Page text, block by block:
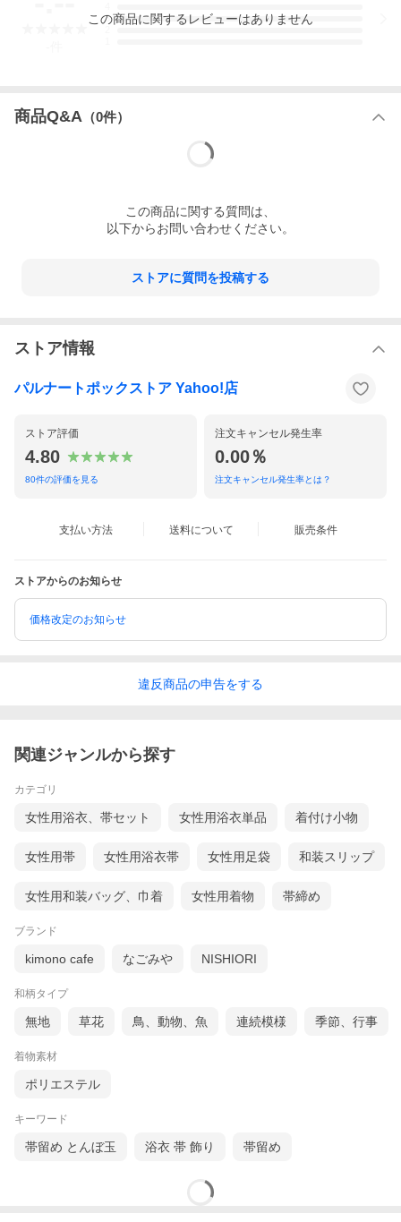
3
この商品に関するレビューはありません
商品Q&A （0件）
この商品に関する質問は、
以下からお問い合わせください。
ストアに質問を投稿する
ストア情報
パルナートポックストア Yahoo!店
ストア評価
4.80
80件の評価を見る
注文キャンセル発生率
0.00％
注文キャンセル発生率とは？
支払い方法 送料について 販売条件
ストアからのお知らせ
価格改定のお知らせ
違反商品の申告をする
関連ジャンルから探す
カテゴリ
女性用浴衣、帯セット 女性用浴衣単品 着付け小物
女性用帯 女性用浴衣帯 女性用足袋 和装スリップ
女性用和装バッグ、巾着 女性用着物 帯締め
ブランド
kimono cafe なごみや NISHIORI
和柄タイプ
無地 草花 鳥、動物、魚 連続模様 季節、行事
着物素材
ポリエステル
キーワード
帯留め とんぼ玉 浴衣 帯 飾り 帯留め